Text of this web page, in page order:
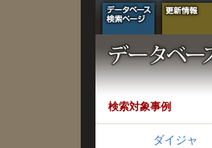
検索対象事例
ダイジャ